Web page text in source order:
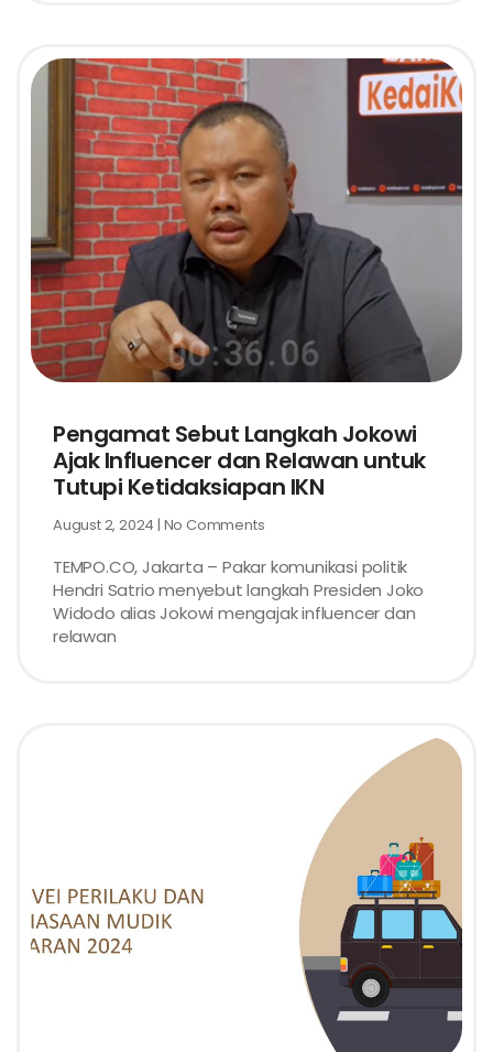
Pengamat Sebut Langkah Jokowi
Ajak Influencer dan Relawan untuk
Tutupi Ketidaksiapan IKN
August 2, 2024 No Comments
TEMPO.CO, Jakarta – Pakar komunikasi politik
Hendri Satrio menyebut langkah Presiden Joko
Widodo alias Jokowi mengajak influencer dan
relawan